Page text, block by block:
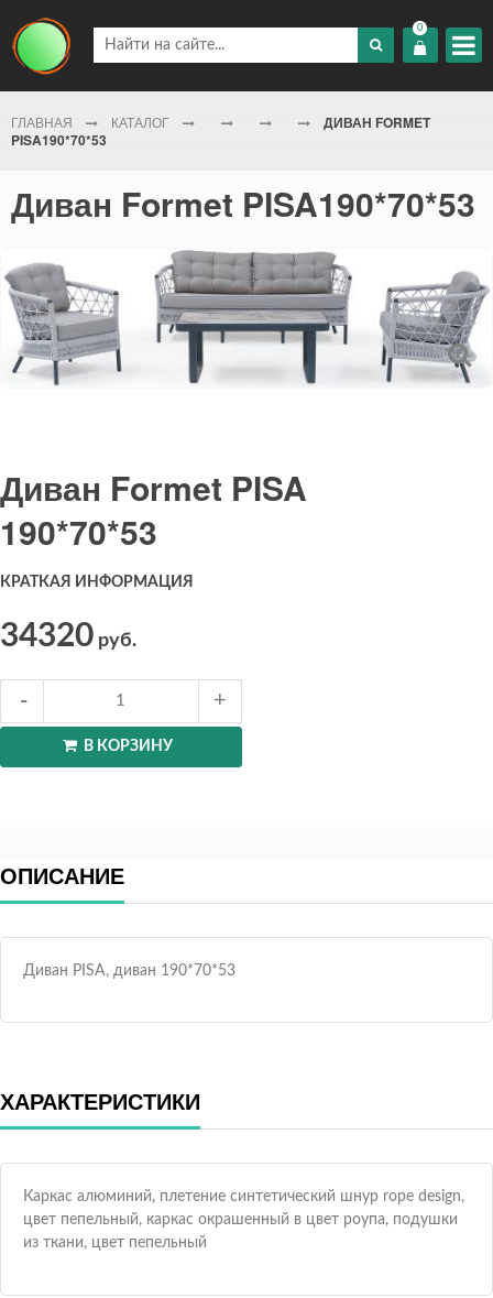
0
ГЛАВНАЯ КАТАЛОГ
ДИВАН FORMET
PISA190*70*53
Диван Formet PISA190*70*53
Диван Formet PISA
190*70*53
КРАТКАЯ ИНФОРМАЦИЯ
34320 руб.
В КОРЗИНУ
ОПИСАНИЕ
Диван PISA, диван 190*70*53
ХАРАКТЕРИСТИКИ
Каркас алюминий, плетение синтетический шнур rope design,
цвет пепельный, каркас окрашенный в цвет роупа, подушки
из ткани, цвет пепельный